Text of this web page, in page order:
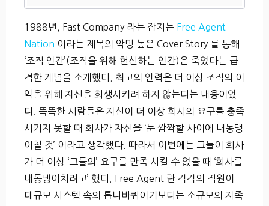
1988년, Fast Company 라는 잡지는 Free Agent
Nation 이라는 제목의 악명 높은 Cover Story 를 통해
‘조직 인간’(조직을 위해 헌신하는 인간)은 죽었다는 급
격한 개념을 소개했다. 최고의 인력은 더 이상 조직의 이
익을 위해 자신을 희생시키려 하지 않는다는 내용이었
다. 똑똑한 사람들은 자신이 더 이상 회사의 요구를 충족
시키지 못할 때 회사가 자신을 ‘눈 깜짝할 사이에 내동댕
이칠 것’ 이라고 생각했다. 따라서 이번에는 그들이 회사
가 더 이상 ‘그들의’ 요구를 만족 시킬 수 없을 때 ‘회사를
내동댕이치려고’ 했다. Free Agent 란 각각의 직원이
대규모 시스템 속의 톱니바퀴이기보다는 소규모의 자족